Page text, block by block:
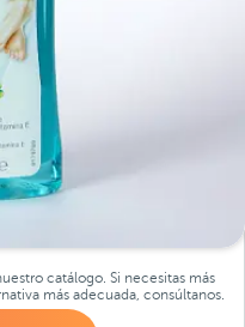
catálogo. Si necesitas más
más adecuada, consúltanos.